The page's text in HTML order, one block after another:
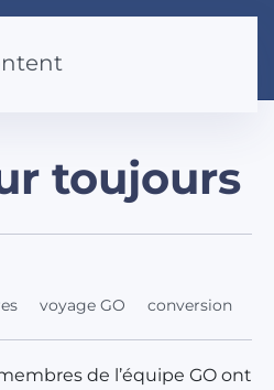
toujours
voyage GO conversion
de l’équipe GO ont